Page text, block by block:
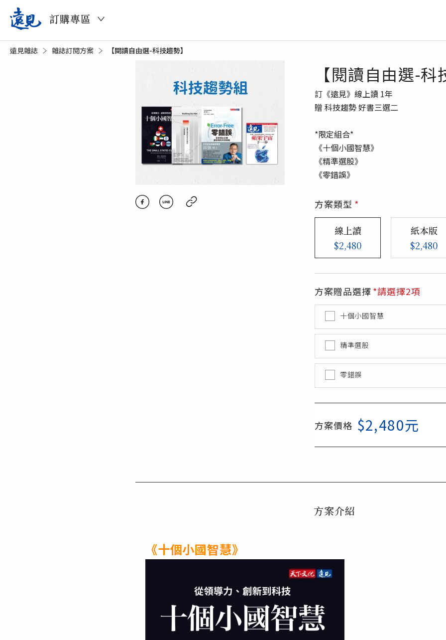
訂購專區
遠見雜誌 雜誌訂閱方案 目前頁面：
【閱讀自由選-科技趨勢】
【閱讀自由選-
訂《遠見》線上讀 1年
贈 科技趨勢 好書三選二
*限定組合*
《十個小國智慧》
《精準選股》
《零錯誤》
方案類型 *
線上讀
$2,480
紙本版
$2,480
方案贈品選擇*請選擇2項
十個小國智慧
精準選股
零錯誤
方案價格 $2,480元
方案介紹
《十個小國智慧》